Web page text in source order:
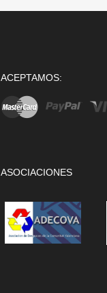
ACEPTAMOS:
ASOCIACIONES